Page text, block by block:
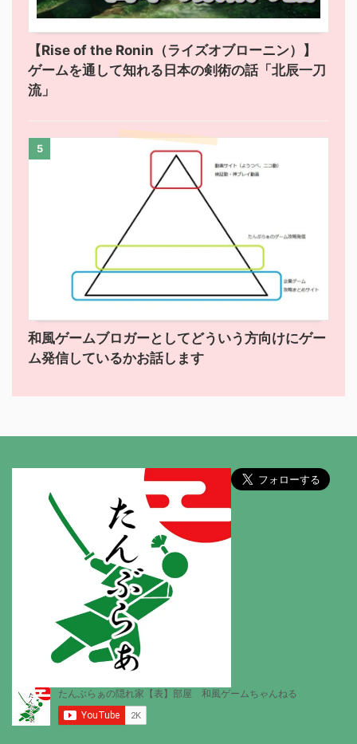
【Rise of the Ronin（ライズオブローニン）】
ゲームを通して知れる日本の剣術の話「北辰一刀
流」
5
和風ゲームブロガーとしてどういう方向けにゲー
ム発信しているかお話します